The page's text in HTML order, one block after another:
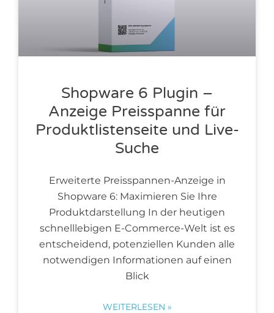
Shopware 6 Plugin –
Anzeige Preisspanne für
Produktlistenseite und Live-
Suche
Erweiterte Preisspannen-Anzeige in
Shopware 6: Maximieren Sie Ihre
Produktdarstellung In der heutigen
schnelllebigen E-Commerce-Welt ist es
entscheidend, potenziellen Kunden alle
notwendigen Informationen auf einen
Blick
WEITERLESEN »